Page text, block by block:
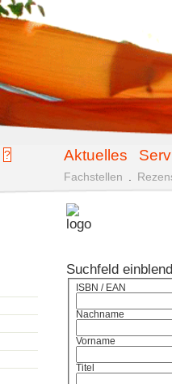
Aktuelles
Fachstellen
Suchfeld
ISBN / EAN
Nachname
Vorname
Titel